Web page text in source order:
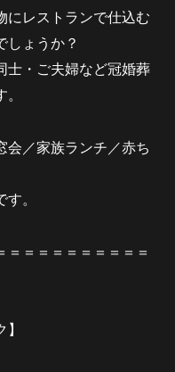
にレストランで仕込む
しょうか？
士・ご夫婦など冠婚葬
会／家族ランチ／赤ち
。
＝＝＝＝＝＝＝＝＝＝